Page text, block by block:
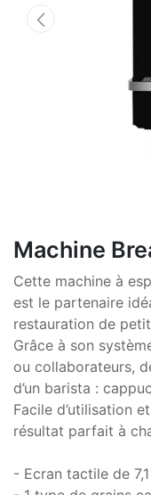
Machine
Cette machine à
est le partenaire
restauration de
Grâce à son
ou collaborateurs,
d’un barista :
Facile d’utilisation
résultat parfait à
- Ecran tactile de